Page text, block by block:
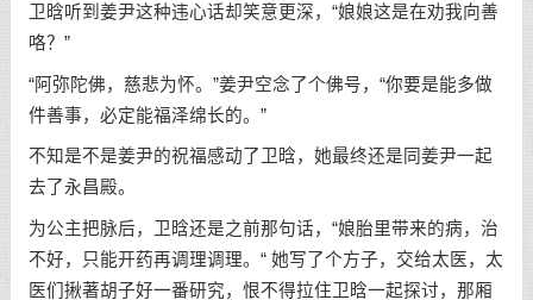
卫晗听到姜尹这种违心话却笑意更深，“娘娘这是在劝我向善
咯？”
“阿弥陀佛，慈悲为怀。”姜尹空念了个佛号，“你要是能多做
件善事，必定能福泽绵长的。”
不知是不是姜尹的祝福感动了卫晗，她最终还是同姜尹一起
去了永昌殿。
为公主把脉后，卫晗还是之前那句话，“娘胎里带来的病，治
不好，只能开药再调理调理。“ 她写了个方子，交给太医，太
医们揪著胡子好一番研究，恨不得拉住卫晗一起探讨，那厢